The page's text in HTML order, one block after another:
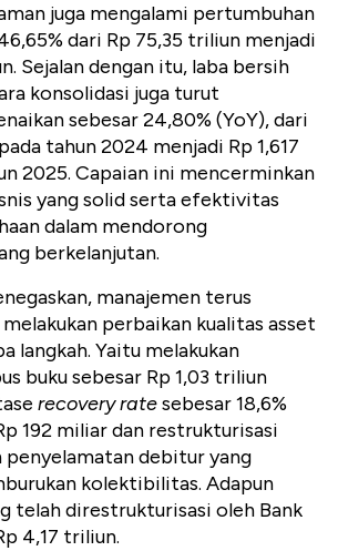
juga mengalami pertumbuhan
dari Rp 75,35 triliun menjadi
Sejalan dengan itu, laba bersih
konsolidasi juga turut
sebesar 24,80% (YoY), dari
tahun 2024 menjadi Rp 1,617
2025. Capaian ini mencerminkan
yang solid serta efektivitas
dalam mendorong
berkelanjutan.
manajemen terus
perbaikan kualitas asset
langkah. Yaitu melakukan
buku sebesar Rp 1,03 triliun
recovery ratesebesar 18,6%
192 miliar dan restrukturisasi
penyelamatan debitur yang
kolektibilitas. Adapun
telah direstrukturisasi oleh Bank
4,17 triliun.